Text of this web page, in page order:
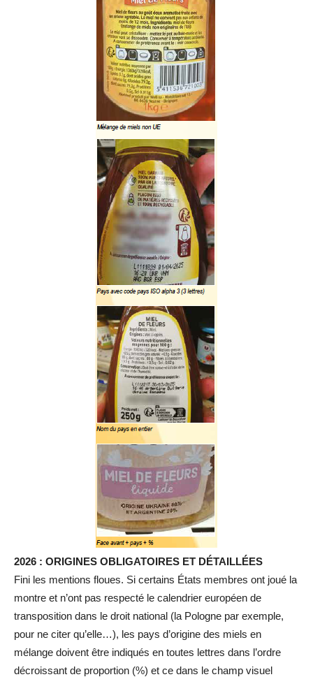
2026 : ORIGINES OBLIGATOIRES ET DÉTAILLÉES
Fini les mentions floues. Si certains États membres ont joué la
montre et n’ont pas respecté le calendrier européen de
transposition dans le droit national (la Pologne par exemple,
pour ne citer qu’elle…), les pays d’origine des miels en
mélange doivent être indiqués en toutes lettres dans l’ordre
décroissant de proportion (%) et ce dans le champ visuel